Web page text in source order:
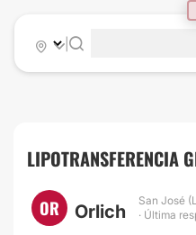
|
LIPOTRANSFERENCIA
OR Orlich
San José
· Última